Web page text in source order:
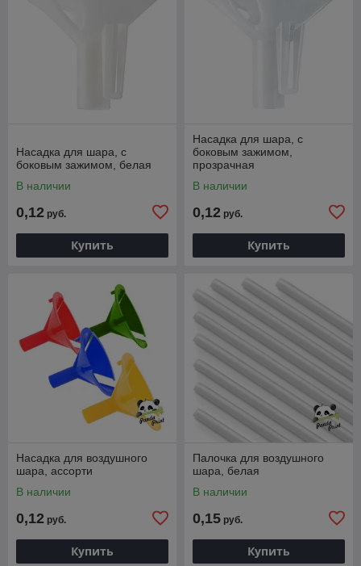
Насадка для шара, с
боковым зажимом, белая
В наличии
0,12 руб.
Купить
Насадка для шара, с
боковым зажимом,
прозрачная
В наличии
0,12 руб.
Купить
Насадка для воздушного
шара, ассорти
В наличии
0,12 руб.
Купить
Палочка для воздушного
шара, белая
В наличии
0,15 руб.
Купить